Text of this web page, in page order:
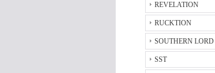
REVELATION
RUCKTION
SOUTHERN LORD
SST